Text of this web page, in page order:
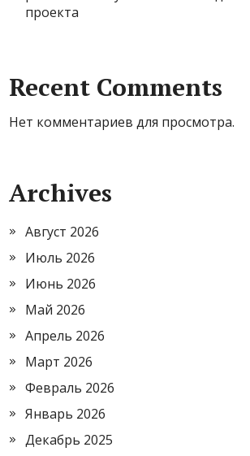
проекта
Recent Comments
Нет комментариев для просмотра.
Archives
Август 2026
Июль 2026
Июнь 2026
Май 2026
Апрель 2026
Март 2026
Февраль 2026
Январь 2026
Декабрь 2025